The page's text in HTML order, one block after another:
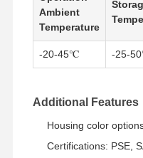
Controllo Di
Chatta Ora
Ambient
Temperature
-20-45℃ -25-
Additional Features
Housing color
Certifications: PSE,